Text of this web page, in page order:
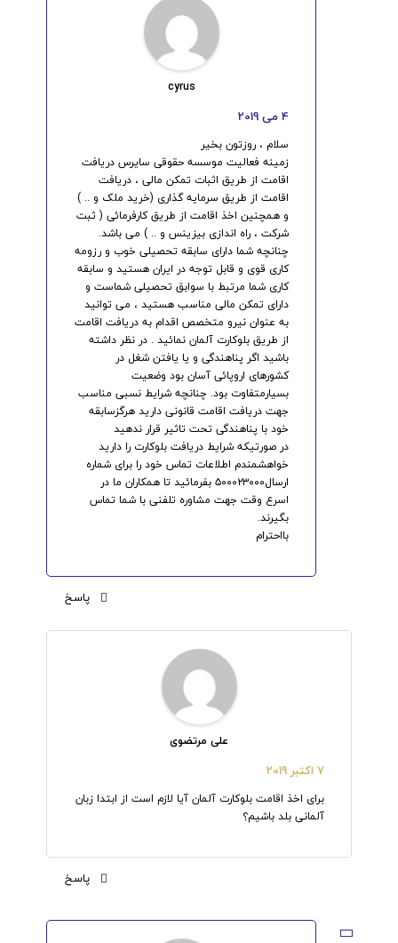
cyrus
4 می 2019
سلام ، روزتون بخیر
زمینه فعالیت موسسه حقوقی سایرس دریافت
اقامت از طریق اثبات تمکن مالی ، دریافت
اقامت از طریق سرمایه گذاری (خرید ملک و .. )
و همچنین اخذ اقامت از طریق کارفرمائی ( ثبت
شرکت ، راه اندازی بیزینس و .. ) می باشد.
چنانچه شما دارای سابقه تحصیلی خوب و رزومه
کاری قوی و قابل توجه در ایران هستید و سابقه
کاری شما مرتبط با سوابق تحصیلی شماست و
دارای تمکن مالی مناسب هستید ، می توانید
به عنوان نیرو متخصص اقدام به دریافت اقامت
از طریق بلوکارت آلمان نمائید . در نظر داشته
باشید اگر پناهندگی و یا یافتن شغل در
کشورهای اروپائی آسان بود وضعیت
بسیارمتفاوت بود. چنانچه شرایط نسبی مناسب
جهت دریافت اقامت قانونی دارید هرگزسابقه
خود با پناهندگی تحت تاثیر قرار ندهید
در صورتیکه شرایط دریافت بلوکارت را دارید
خواهشمندم اطلاعات تماس خود را برای شماره
ارسال۵۰۰۰۲۳۰۰۰ بفرمائید تا همکاران ما در
اسرع وقت جهت مشاوره تلفنی با شما تماس
بگیرند.
بااحترام
پاسخ
علی مرتضوی
7 اکتبر 2019
برای اخذ اقامت بلوکارت آلمان آیا لازم است از ابتدا زبان
آلمانی بلد باشیم؟
پاسخ